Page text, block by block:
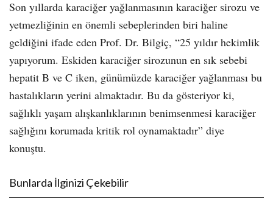
Son yıllarda karaciğer yağlanmasının karaciğer sirozu ve
yetmezliğinin en önemli sebeplerinden biri haline
geldiğini ifade eden Prof. Dr. Bilgiç, “25 yıldır hekimlik
yapıyorum. Eskiden karaciğer sirozunun en sık sebebi
hepatit B ve C iken, günümüzde karaciğer yağlanması bu
hastalıkların yerini almaktadır. Bu da gösteriyor ki,
sağlıklı yaşam alışkanlıklarının benimsenmesi karaciğer
sağlığını korumada kritik rol oynamaktadır” diye
konuştu.
Bunlarda İlginizi Çekebilir